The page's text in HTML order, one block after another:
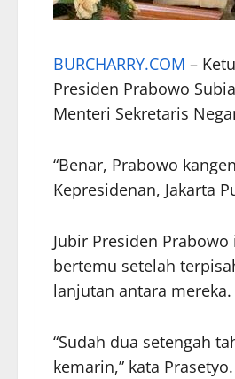
BURCHARRY.COM –
Presiden Prabowo
Menteri Sekretaris
“Benar, Prabowo
Kepresidenan, Jakarta
Jubir Presiden
bertemu setelah
lanjutan antara mereka.
“Sudah dua setengah
kemarin,” kata Prasetyo.